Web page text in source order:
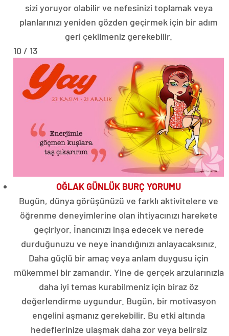
sizi yoruyor olabilir ve nefesinizi toplamak veya
planlarınızı yeniden gözden geçirmek için bir adım
geri çekilmeniz gerekebilir.
10 / 13
OĞLAK GÜNLÜK BURÇ YORUMU
Bugün, dünya görüşünüzü ve farklı aktivitelere ve
öğrenme deneyimlerine olan ihtiyacınızı harekete
geçiriyor. İnancınızı inşa edecek ve nerede
durduğunuzu ve neye inandığınızı anlayacaksınız.
Daha güçlü bir amaç veya anlam duygusu için
mükemmel bir zamandır. Yine de gerçek arzularınızla
daha iyi temas kurabilmeniz için biraz öz
değerlendirme uygundur. Bugün, bir motivasyon
engelini aşmanız gerekebilir. Bu etki altında
hedeflerinize ulaşmak daha zor veya belirsiz